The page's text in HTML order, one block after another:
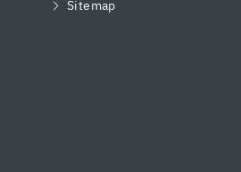
Sitemap